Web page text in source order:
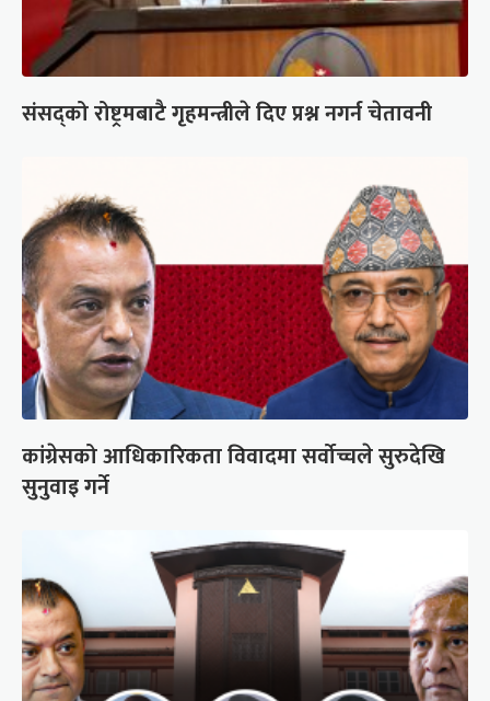
संसद्को रोष्ट्रमबाटै गृहमन्त्रीले दिए प्रश्न नगर्न चेतावनी
कांग्रेसको आधिकारिकता विवादमा सर्वोच्चले सुरुदेखि
सुनुवाइ गर्ने